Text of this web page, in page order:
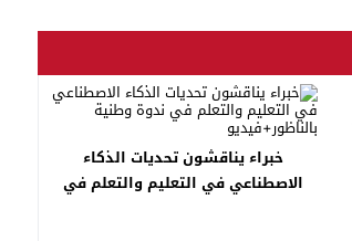
خبراء يناقشون تحديات الذكاء
الاصطناعي في التعليم والتعلم في